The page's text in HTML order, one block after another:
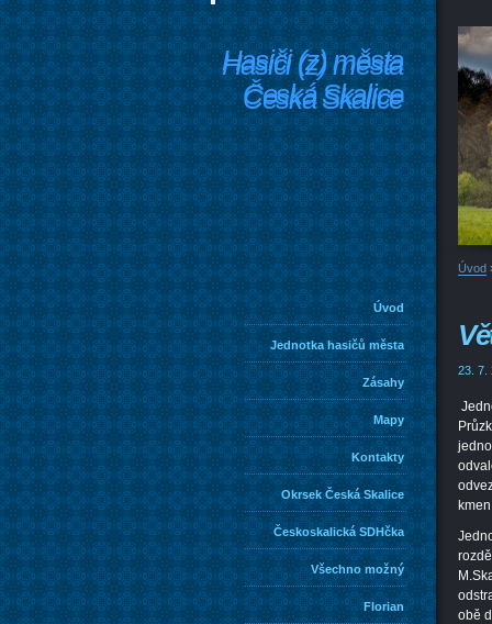
Hasiči (z) města
Česká Skalice
Hasiči (z) města
Česká Skalice
Úvod
Jednotka hasičů města
Zásahy
Mapy
Kontakty
Okrsek Česká Skalice
Českoskalická SDHčka
Všechno možný
Florian
Úvod
23. 7.
obě